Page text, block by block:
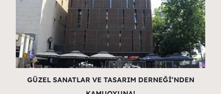
GÜZEL SANATLAR VE TASARIM DERNEĞİ’NDEN